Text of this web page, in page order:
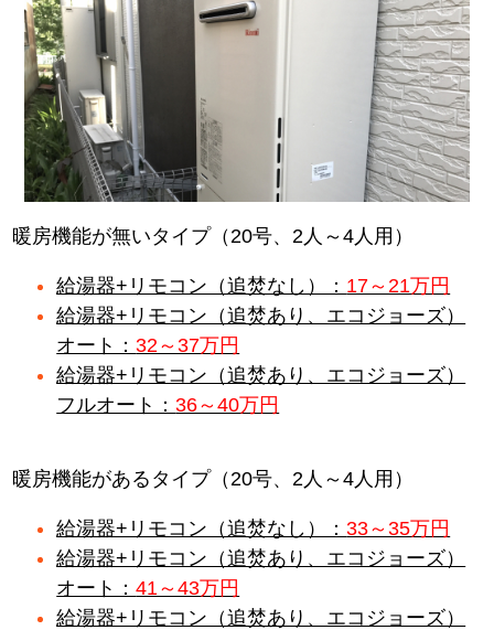
暖房機能が無いタイプ（20号、2人～4人用）
給湯器+リモコン（追焚なし）： 17～21万円
給湯器+リモコン（追焚あり、エコジョーズ）
オート：32～37万円
給湯器+リモコン（追焚あり、エコジョーズ）
フルオート：36～40万円
暖房機能があるタイプ（20号、2人～4人用）
給湯器+リモコン（追焚なし）：33～35万円
給湯器+リモコン（追焚あり、エコジョーズ）
オート：41～43万円
給湯器+リモコン（追焚あり、エコジョーズ）